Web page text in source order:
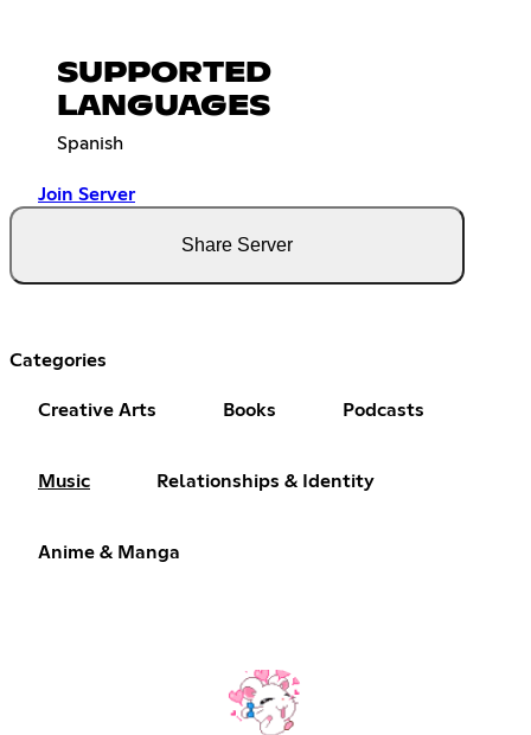
SUPPORTED
LANGUAGES
Spanish
Join Server
Share Server
Categories
Creative Arts Books Podcasts
Music Relationships & Identity
Anime & Manga